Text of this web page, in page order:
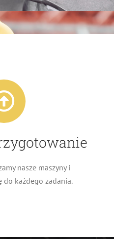
nasze maszyny i
do każdego zadania.